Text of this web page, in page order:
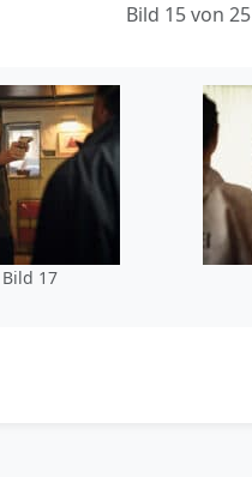
Bild 15 von 25
Bild 17